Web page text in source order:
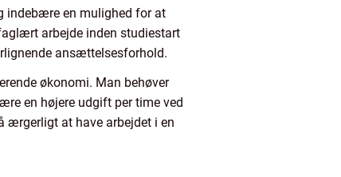
indebære en mulighed for at
arbejde inden studiestart
ansættelsesforhold.
økonomi. Man behøver
en højere udgift per time ved
ærgerligt at have arbejdet i en